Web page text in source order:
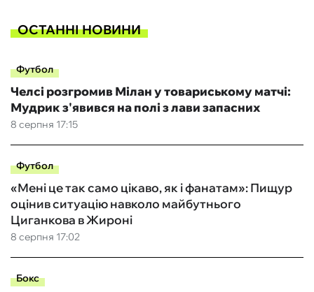
ОСТАННІ НОВИНИ
Футбол
8 серпня 17:15
Челсі розгромив Мілан у товариському матчі:
Мудрик з'явився на полі з лави запасних
Футбол
8 серпня 17:02
«Мені це так само цікаво, як і фанатам»: Пищур
оцінив ситуацію навколо майбутнього
Циганкова в Жироні
Бокс